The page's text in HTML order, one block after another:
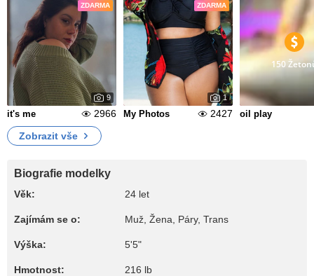
ZDARMA
9
it's me 2966
ZDARMA
1
My Photos 2427
150
oil play
Zobrazit vše
Biografie modelky
Věk: 24 let
Zajímám se o: Muž, Žena, Páry, Trans
Výška: 5'5"
Hmotnost: 216 lb